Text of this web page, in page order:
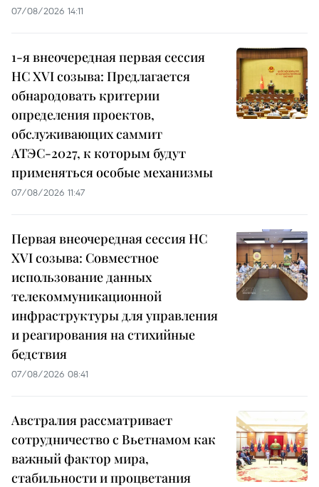
07/08/2026 14:11
1-я внеочередная первая сессия
НС XVI созыва: Предлагается
обнародовать критерии
определения проектов,
обслуживающих саммит
АТЭС-2027, к которым будут
применяться особые механизмы
07/08/2026 11:47
Первая внеочередная сессия НС
XVI созыва: Совместное
использование данных
телекоммуникационной
инфраструктуры для управления
и реагирования на стихийные
бедствия
07/08/2026 08:41
Австралия рассматривает
сотрудничество с Вьетнамом как
важный фактор мира,
стабильности и процветания